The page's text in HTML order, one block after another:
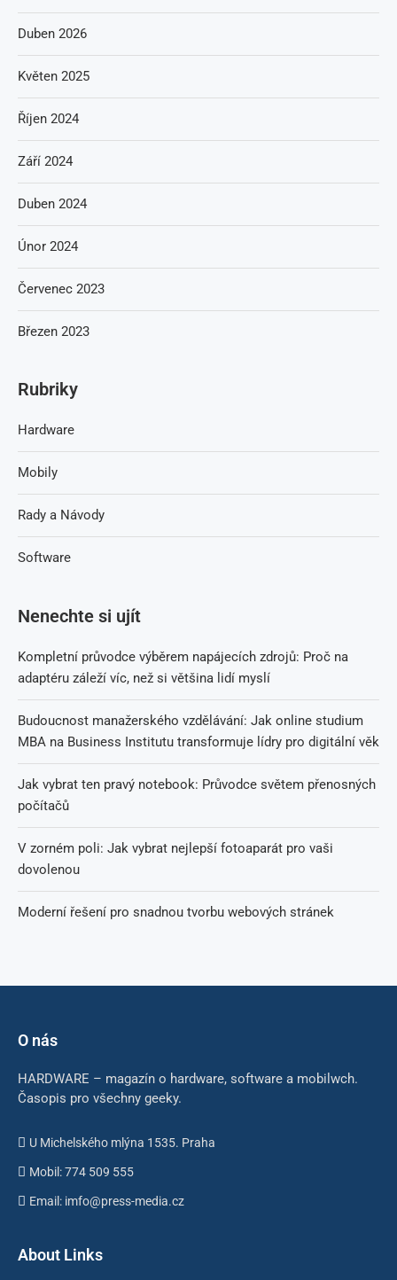
Nenechte si ujít
Kompletní průvodce výběrem napájecích zdrojů: Proč na
adaptéru záleží víc, než si většina lidí myslí
Budoucnost manažerského vzdělávání: Jak online studium
MBA na Business Institutu transformuje lídry pro digitální věk
Jak vybrat ten pravý notebook: Průvodce světem přenosných
počítačů
V zorném poli: Jak vybrat nejlepší fotoaparát pro vaši
dovolenou
Moderní řešení pro snadnou tvorbu webových stránek
Duben 2026
Květen 2025
Říjen 2024
Září 2024
Duben 2024
Únor 2024
Červenec 2023
Březen 2023
Rubriky
Hardware
Mobily
Rady a Návody
Software
O nás
HARDWARE – magazín o hardware, software a mobilwch.
Časopis pro všechny geeky.
U Michelského mlýna 1535. Praha
Mobil: 774 509 555
Email: imfo@press-media.cz
About Links